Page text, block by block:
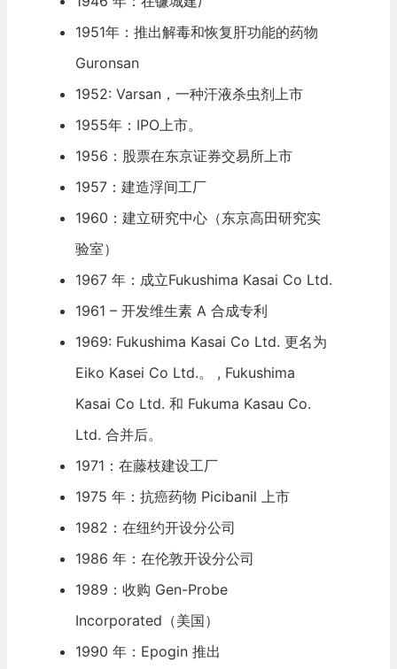
1951年：推出解毒和恢复肝功能的药物
Guronsan
1952: Varsan，一种汗液杀虫剂上市
1955年： IPO上市。
1956：股票在东京证券交易所上市
1957：建造浮间工厂
1960：建立研究中心（东京高田研究实
验室）
1967 年：成立Fukushima Kasai Co Ltd.
1961 – 开发维生素 A 合成专利
1969: Fukushima Kasai Co Ltd. 更名为
Eiko Kasei Co Ltd.。 , Fukushima
Kasai Co Ltd. 和 Fukuma Kasau Co.
Ltd. 合并后。
1971：在藤枝建设工厂
1975 年：抗癌药物 Picibanil 上市
1982：在纽约开设分公司
1986 年：在伦敦开设分公司
1989：收购 Gen-Probe
Incorporated（美国）
1990 年：Epogin 推出